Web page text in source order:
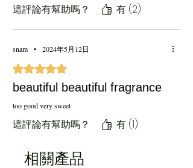
這評論有幫助嗎？ 有 (2)
snam • 2024年5月12日
評等為 5（最高為 5 顆星）。
beautiful beautiful fragrance
too good very sweet
這評論有幫助嗎？ 有 (1)
相關產品